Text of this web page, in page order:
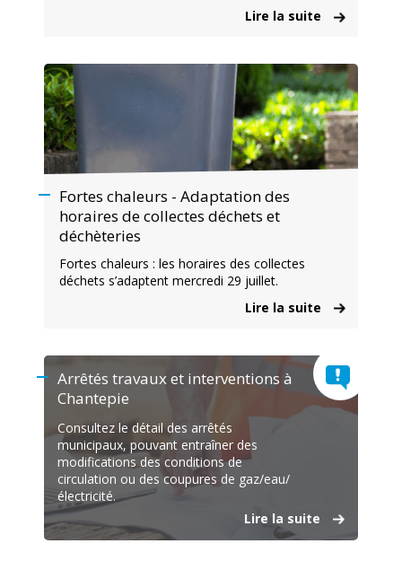
Lire la suite
Fortes chaleurs - Adaptation des
horaires de collectes déchets et
déchèteries
Fortes chaleurs : les horaires des collectes
déchets s’adaptent mercredi 29 juillet.
Lire la suite
Arrêtés travaux et interventions à
Chantepie
Consultez le détail des arrêtés
municipaux, pouvant entraîner des
modifications des conditions de
circulation ou des coupures de gaz/eau/
électricité.
Lire la suite